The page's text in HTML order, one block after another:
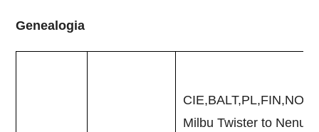
Genealogia
Milbu Twister to